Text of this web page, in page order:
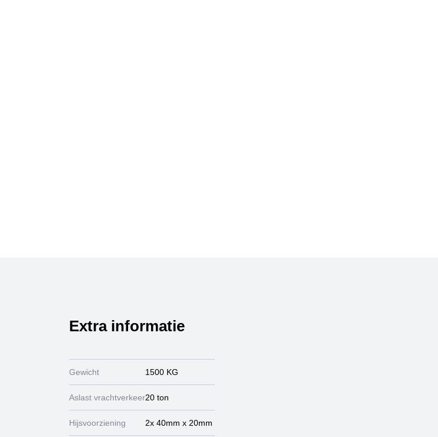
Extra informatie
Gewicht 1500 KG
Aslast vrachtverkeer20 ton
Hijsvoorziening 2x 40mm x 20mm